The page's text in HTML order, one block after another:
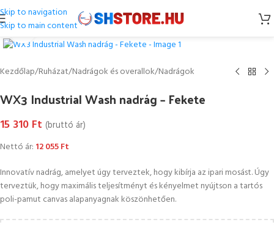
Skip to navigation
Skip to main content
Kattintson a nagyításhoz
Kezdőlap/Ruházat/Nadrágok és overallok/Nadrágok
WX3 Industrial Wash nadrág – Fekete
15 310 Ft (bruttó ár)
Nettó ár: 12 055Ft
Innovatív nadrág, amelyet úgy terveztek, hogy kibírja az ipari mosást. Úgy
terveztük, hogy maximális teljesítményt és kényelmet nyújtson a tartós
poli-pamut canvas alapanyagnak köszönhetően.